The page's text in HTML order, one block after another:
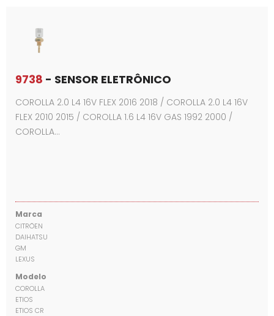
9738 - SENSOR ELETRÔNICO
COROLLA 2.0 L4 16V FLEX 2016 2018 / COROLLA 2.0 L4 16V
FLEX 2010 2015 / COROLLA 1.6 L4 16V GAS 1992 2000 /
COROLLA…
Marca
CITRÖEN
DAIHATSU
GM
LEXUS
Modelo
COROLLA
ETIOS
ETIOS CR